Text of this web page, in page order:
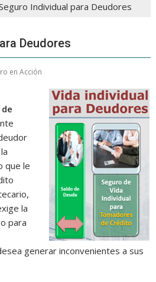
Individual para Deudores
Deudores
en Acción
que le
la
para
generar inconvenientes a sus